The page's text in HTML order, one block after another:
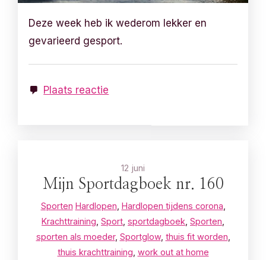
Deze week heb ik wederom lekker en
gevarieerd gesport.
Plaats reactie
12 juni
Mijn Sportdagboek nr. 160
Sporten Hardlopen Hardlopen tijdens corona
Krachttraining Sport sportdagboek Sporten
sporten als moeder, Sportglow, thuis fit worden
thuis krachttraining work out at home